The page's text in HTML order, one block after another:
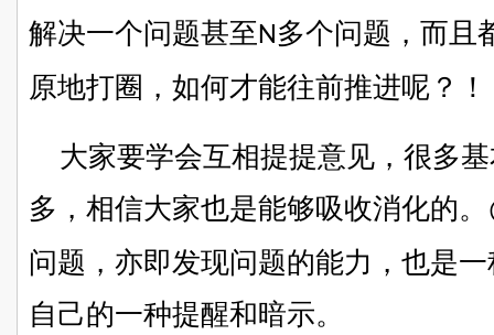
解决一个问题甚至N多个问题，而且
原地打圈， 如何才能往前推进呢？！
大家要学会互相提提意见，很多
多 ， 相信大家也是能够吸收消化的。
问题， 亦即发现问题的能力， 也是一
自己的一种提醒和暗示。